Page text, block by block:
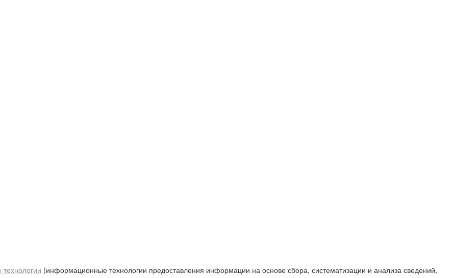
(информационные технологии предоставления информации на основе сбора, систематизации и анализа сведений,